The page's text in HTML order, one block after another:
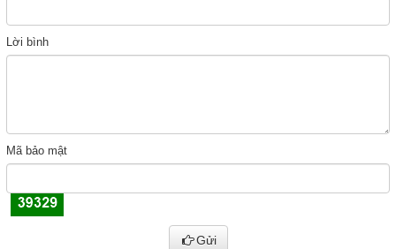
Lời bình
Mã bảo mật
Gửi